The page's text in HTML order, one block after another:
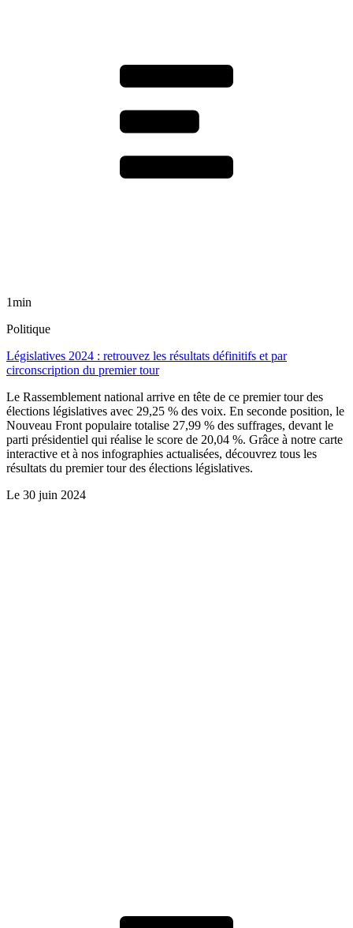
1min
Politique
Législatives 2024 : retrouvez les résultats définitifs et par
circonscription du premier tour
Le Rassemblement national arrive en tête de ce premier tour des
élections législatives avec 29,25 % des voix. En seconde position, le
Nouveau Front populaire totalise 27,99 % des suffrages, devant le
parti présidentiel qui réalise le score de 20,04 %. Grâce à notre carte
interactive et à nos infographies actualisées, découvrez tous les
résultats du premier tour des élections législatives.
Le 30 juin 2024